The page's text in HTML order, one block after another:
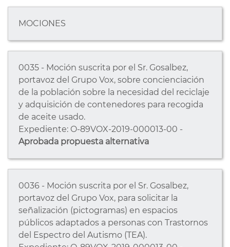
MOCIONES
0035 - Moción suscrita por el Sr. Gosalbez,
portavoz del Grupo Vox, sobre concienciación
de la población sobre la necesidad del reciclaje
y adquisición de contenedores para recogida
de aceite usado.
Expediente: O-89VOX-2019-000013-00 -
Aprobada propuesta alternativa
0036 - Moción suscrita por el Sr. Gosalbez,
portavoz del Grupo Vox, para solicitar la
señalización (pictogramas) en espacios
públicos adaptados a personas con Trastornos
del Espectro del Autismo (TEA).